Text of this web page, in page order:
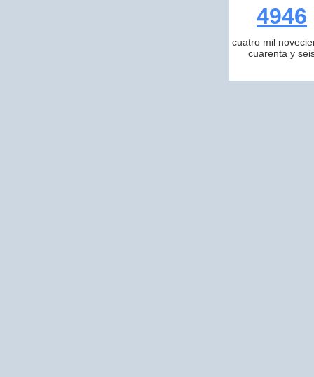
4946
cuatro mil
cuarenta y